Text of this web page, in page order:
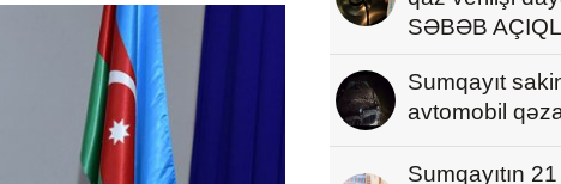
SƏBƏB
Sumqayıt
avtomobil
Sumqayıtın